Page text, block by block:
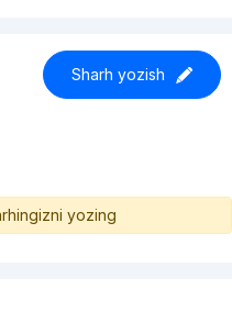
Sharh yozish
yozing